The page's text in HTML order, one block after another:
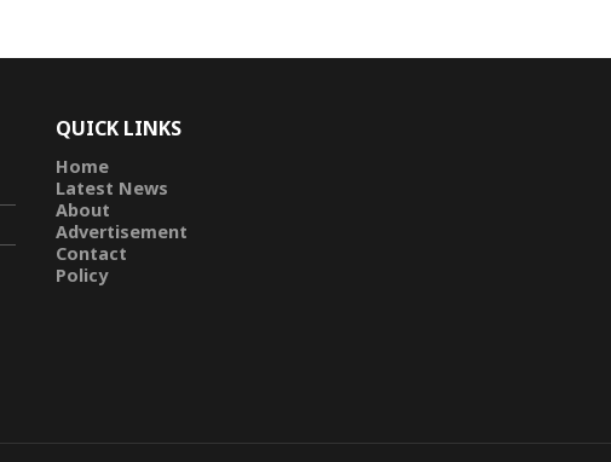
QUICK LINKS
Home
Latest News
About
Advertisement
Contact
Policy